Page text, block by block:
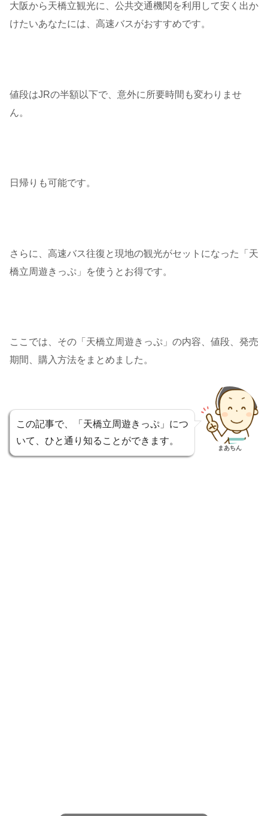
大阪から天橋立観光に、公共交通機関を利用して安く出か
けたいあなたには、高速バスがおすすめです。
値段はJRの半額以下で、意外に所要時間も変わりませ
ん。
日帰りも可能です。
さらに、高速バス往復と現地の観光がセットになった「天
橋立周遊きっぷ」を使うとお得です。
ここでは、その「天橋立周遊きっぷ」の内容、値段、発売
期間、購入方法をまとめました。
この記事で、「天橋立周遊きっぷ」につ
いて、ひと通り知ることができます。
まあちん